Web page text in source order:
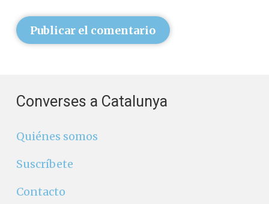
Publicar el comentario
Converses a Catalunya
Quiénes somos
Suscríbete
Contacto